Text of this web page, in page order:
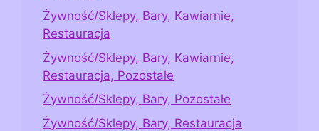
Żywność/Sklepy, Bary, Kawiarnie,
Restauracja
Żywność/Sklepy, Bary, Kawiarnie,
Restauracja, Pozostałe
Żywność/Sklepy, Bary, Pozostałe
Żywność/Sklepy, Bary, Restauracja